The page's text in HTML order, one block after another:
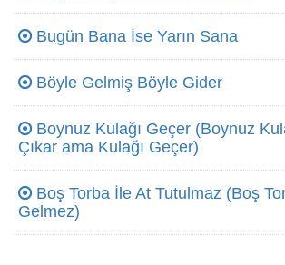
Bugün Bana İse Yarın Sana
Böyle Gelmiş Böyle Gider
Boynuz Kulağı Geçer (Boynuz
Çıkar ama Kulağı Geçer)
Boş Torba İle At Tutulmaz (Boş
Gelmez)